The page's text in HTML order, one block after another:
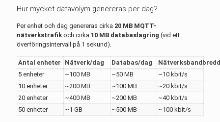
Hur mycket datavolym genereras per dag?
Per enhet och dag genereras cirka 20 MB MQTT-
nätverkstrafikoch cirka 10 MB databaslagring (vid ett
överföringsintervall på 1 sekund).
Antal enheter Nätverk/dag Databas/dag
Nätverksbandbredd
5 enheter
~100 MB ~50 MB
~10 kbit/s
10 enheter
~200 MB ~100 MB
~20 kbit/s
20 enheter
~400 MB ~200 MB
~40 kbit/s
50 enheter
~1 GB ~500 MB ~100 kbit/s